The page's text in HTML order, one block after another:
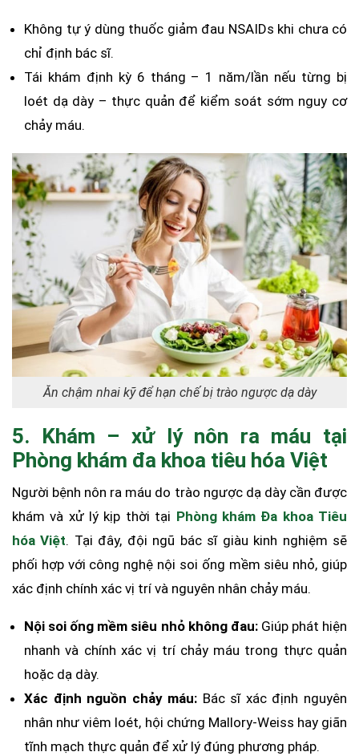
Không tự ý dùng thuốc giảm đau NSAIDs khi chưa có
chỉ định bác sĩ.
Tái khám định kỳ 6 tháng – 1 năm/lần nếu từng bị
loét dạ dày – thực quản để kiểm soát sớm nguy cơ
chảy máu.
Ăn chậm nhai kỹ để hạn chế bị trào ngược dạ dày
5. Khám – xử lý nôn ra máu tại
Phòng khám đa khoa tiêu hóa Việt
Người bệnh nôn ra máu do trào ngược dạ dày cần được
khám và xử lý kịp thời tại Phòng khám Đa khoa Tiêu
hóa Việt. Tại đây, đội ngũ bác sĩ giàu kinh nghiệm sẽ
phối hợp với công nghệ nội soi ống mềm siêu nhỏ, giúp
xác định chính xác vị trí và nguyên nhân chảy máu.
Nội soi ống mềm siêu nhỏ không đau:Giúp phát hiện
nhanh và chính xác vị trí chảy máu trong thực quản
hoặc dạ dày.
Xác định nguồn chảy máu: Bác sĩ xác định nguyên
nhân như viêm loét, hội chứng Mallory-Weiss hay giãn
tĩnh mạch thực quản để xử lý đúng phương pháp.